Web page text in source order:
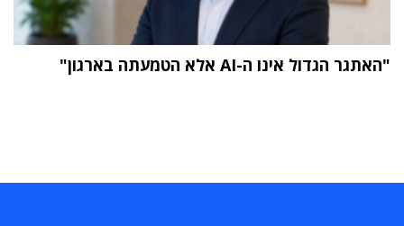
"האתגר הגדול אינו ה-AI אלא הטמעתה בארגון"